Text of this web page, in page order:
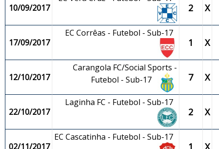
10/09/2017 2 X
17/09/2017
EC Corrêas - Futebol - Sub-17
1 X
12/10/2017
Carangola FC/Social Sports -
Futebol - Sub-17
7 X
22/10/2017
Laginha FC - Futebol - Sub-17
2 X
02/11/2017
EC Cascatinha - Futebol - Sub-17
1 X